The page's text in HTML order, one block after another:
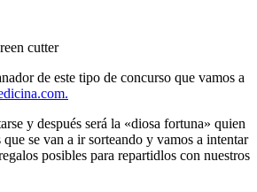
cutter
de este tipo de concurso que vamos a
y después será la «diosa fortuna» quien
se van a ir sorteando y vamos a intentar
posibles para repartidlos con nuestros